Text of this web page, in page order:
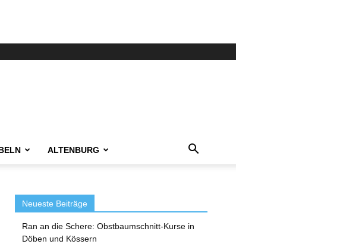
ALTENBURG
Neueste Beiträge
Ran an die Schere: Obstbaumschnitt-Kurse in
Döben und Kössern